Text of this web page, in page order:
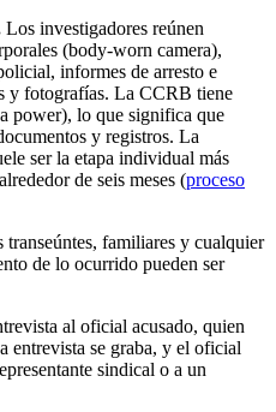
Los investigadores reúnen
(body-worn camera),
informes de arresto e
y fotografías. La CCRB tiene
power), lo que significa que
y registros. La
ser la etapa individual más
de seis meses (proceso
transeúntes, familiares y cualquier
de lo ocurrido pueden ser
al oficial acusado, quien
entrevista se graba, y el oficial
sindical o a un